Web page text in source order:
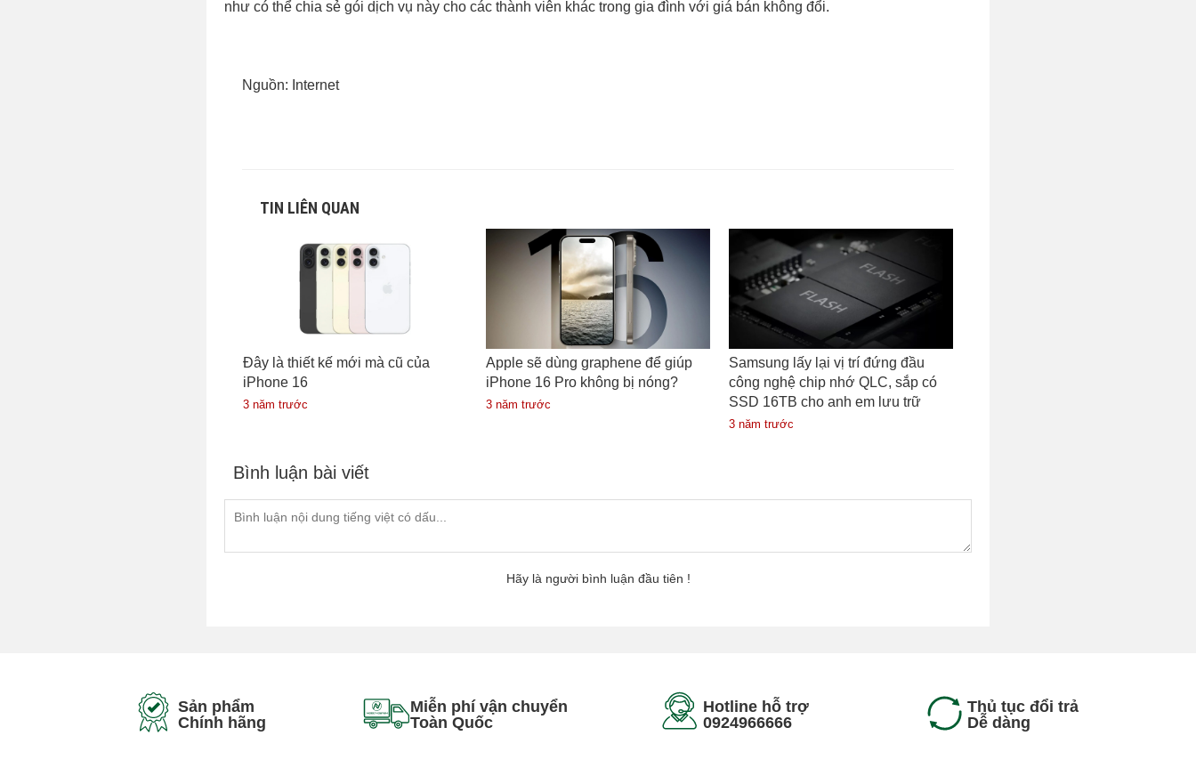
như có thể chia sẻ gói dịch vụ này cho các thành viên khác trong gia đình với giá bán không đổi.
Nguồn: Internet
TIN LIÊN QUAN
Đây là thiết kế mới mà cũ của
iPhone 16
3 năm trước
Apple sẽ dùng graphene để giúp
iPhone 16 Pro không bị nóng?
3 năm trước
Samsung lấy lại vị trí đứng đầu
công nghệ chip nhớ QLC, sắp có
SSD 16TB cho anh em lưu trữ
3 năm trước
Bình luận bài viết
Hãy là người bình luận đầu tiên !
Sản phẩm
Chính hãng
Miễn phí vận chuyển
Toàn Quốc
Hotline hỗ trợ
0924966666
Thủ tục đổi trả
Dễ dàng